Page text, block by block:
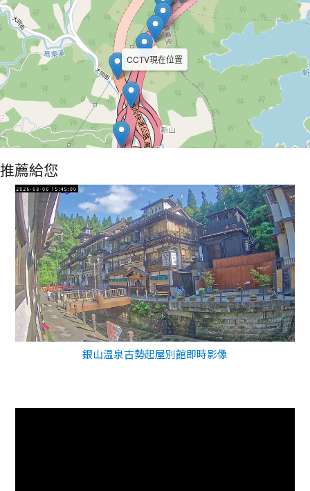
CCTV現在位置
推薦給您
銀山温泉古勢起屋別館即時影像